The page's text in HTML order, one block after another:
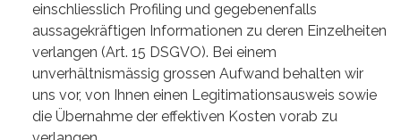
einschliesslich Profiling und gegebenenfalls
aussagekräftigen Informationen zu deren Einzelheiten
verlangen (Art. 15 DSGVO). Bei einem
unverhältnismässig grossen Aufwand behalten wir
uns vor, von Ihnen einen Legitimationsausweis sowie
die Übernahme der effektiven Kosten vorab zu